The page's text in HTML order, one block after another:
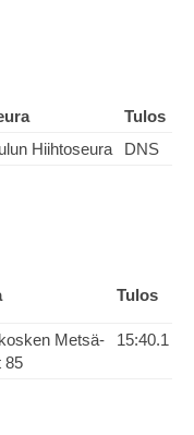
Tulos
Hiihtoseura DNS
Tulos
Metsä-
85
15:40.1